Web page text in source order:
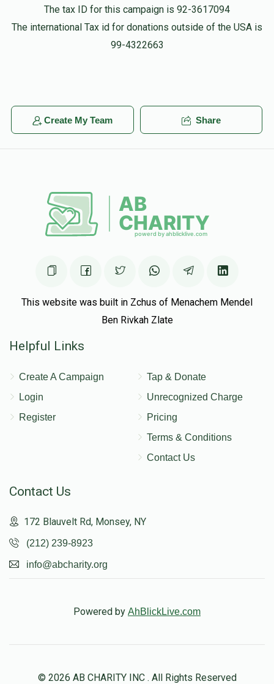
The tax ID for this campaign is 92-3617094
The international Tax id for donations outside of the USA is
99-4322663
Create My Team Share
This website was built in Zchus of Menachem Mendel
Ben Rivkah Zlate
Helpful Links
Create A Campaign
Login
Register
Tap & Donate
Unrecognized Charge
Pricing
Terms & Conditions
Contact Us
Contact Us
172 Blauvelt Rd, Monsey, NY
(212) 239-8923
info@abcharity.org
Powered by AhBlickLive.com
© 2026 AB CHARITY INC . All Rights Reserved